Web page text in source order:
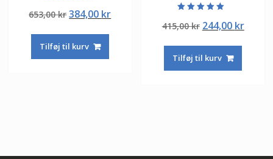
5.00
ud af 5
653,00krDen
pris
var:
384,00 krDen
Tilføj til kurv
5.00
ud af 5
415,00kr Den
pris
var:
244,00 krDen
Tilføj til kurv